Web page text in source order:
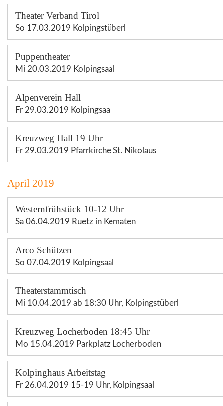
Theater Verband Tirol
So 17.03.2019 Kolpingstüberl
Puppentheater
Mi 20.03.2019 Kolpingsaal
Alpenverein Hall
Fr 29.03.2019 Kolpingsaal
Kreuzweg Hall 19 Uhr
Fr 29.03.2019 Pfarrkirche St. Nikolaus
April 2019
Westernfrühstück 10-12 Uhr
Sa 06.04.2019 Ruetz in Kematen
Arco Schützen
So 07.04.2019 Kolpingsaal
Theaterstammtisch
Mi 10.04.2019 ab 18:30 Uhr, Kolpingstüberl
Kreuzweg Locherboden 18:45 Uhr
Mo 15.04.2019 Parkplatz Locherboden
Kolpinghaus Arbeitstag
Fr 26.04.2019 15-19 Uhr, Kolpingsaal